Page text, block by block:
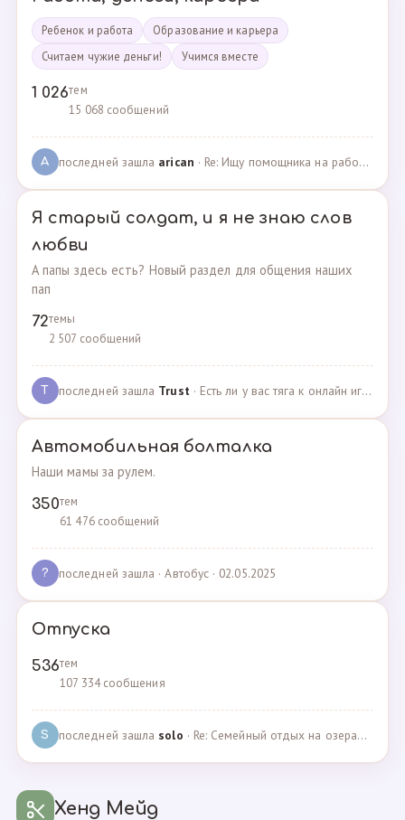
Ребенок и работа
Образование и карьера
Считаем чужие деньги!
Учимся вместе
1 026тем
15 068 сообщений
A последней зашла arican · Re: Ищу помощника на работе · 14.01.2025
Я старый солдат, и я не знаю слов
любви
А папы здесь есть? Новый раздел для общения наших
пап
72темы
2 507 сообщений
T последней зашла Trust · Есть ли у вас тяга к онлайн играм? · 02.05.2025
Автомобильная болталка
Наши мамы за рулем.
350тем
61 476 сообщений
? последней зашла · Автобус · 02.05.2025
Отпуска
536тем
107 334 сообщения
S последней зашла solo · Re: Семейный отдых на озерах Челябинской области. П… · 04.05.2025
Хенд Мейд